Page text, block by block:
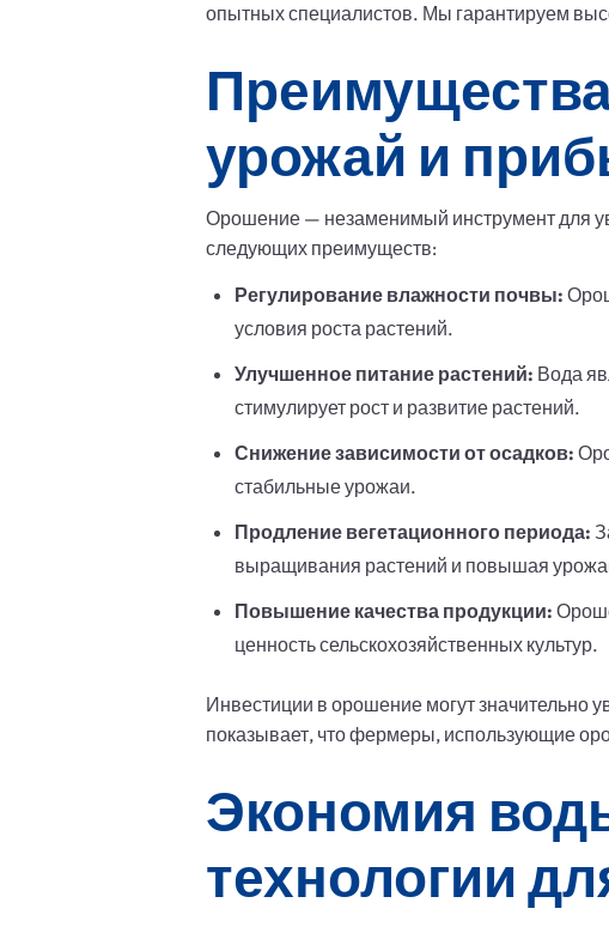
опытных специалистов. Мы гарантируем
урожай и
Орошение — незаменимый инструмент для
следующих преимуществ:
Регулирование влажности почвы:
условия роста растений.
Улучшенное питание растений: Вода
стимулирует рост и развитие растений.
Снижение зависимости от осадков:
стабильные урожаи.
Продление вегетационного периода:
выращивания растений и повышая
Повышение качества продукции:
ценность сельскохозяйственных культур.
Инвестиции в орошение могут значительно
показывает, что фермеры, использующие
Экономия
технологии